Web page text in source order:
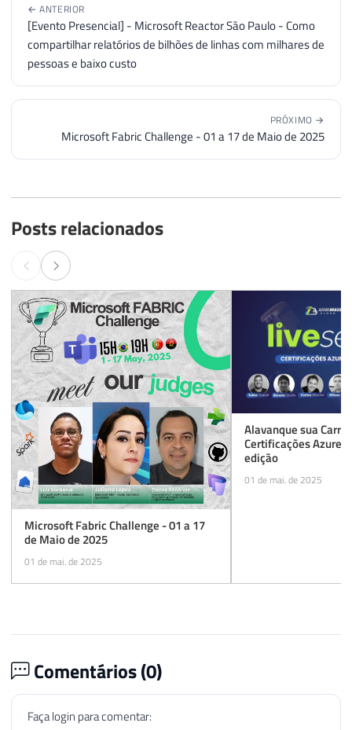
← ANTERIOR
[Evento Presencial] - Microsoft Reactor São Paulo - Como
compartilhar relatórios de bilhões de linhas com milhares de
pessoas e baixo custo
PRÓXIMO →
Microsoft Fabric Challenge - 01 a 17 de Maio de 2025
Posts relacionados
Microsoft Fabric Challenge - 01 a 17
de Maio de 2025
01 de mai. de 2025
Alavanque sua
Certificações Azure
edição
01 de mai. de 2025
Comentários (0)
Faça login para comentar: